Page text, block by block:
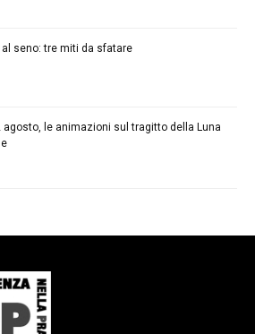
seno: tre miti da sfatare
agosto, le animazioni sul tragitto della Luna